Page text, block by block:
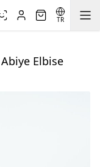
TR
Elbise